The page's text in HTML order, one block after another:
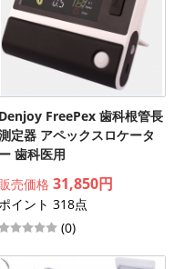
Denjoy FreePex 歯科根管長
定器 アペックスロケータ
ー 歯科医用
売価格 31,850円
イント 318点
(0)